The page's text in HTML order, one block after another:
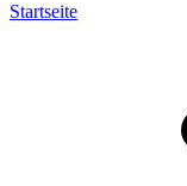
Startseite